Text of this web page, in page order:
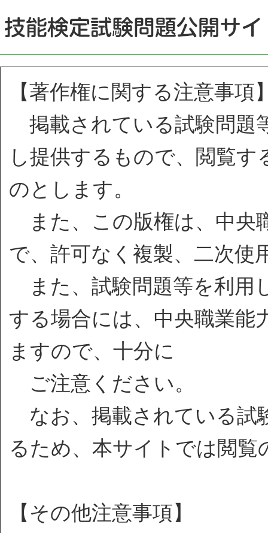
【著作権に関する注意事項
掲載されている試験問題
し提供するもので、閲覧
のとします。
また、この版権は、中央
で、許可なく複製、二次使
また、試験問題等を利用
する場合には、中央職業能
ますので、十分に
ご注意ください。
なお、掲載されている試
るため、本サイトでは閲
【その他注意事項】